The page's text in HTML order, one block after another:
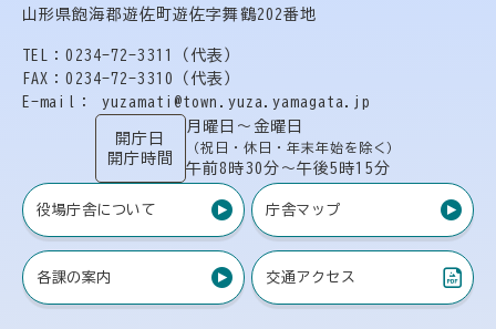
山形県飽海郡遊佐町遊佐字舞鶴202番地
TEL：0234-72-3311（代表）
FAX：0234-72-3310（代表）
E-mail： yuzamati@town.yuza.yamagata.jp
開庁日
開庁時間
月曜日〜金曜日
（祝日・休日・年末年始を除く）
午前8時30分〜午後5時15分
役場庁舎について 庁舎マップ
各課の案内 交通アクセス
（PDF）